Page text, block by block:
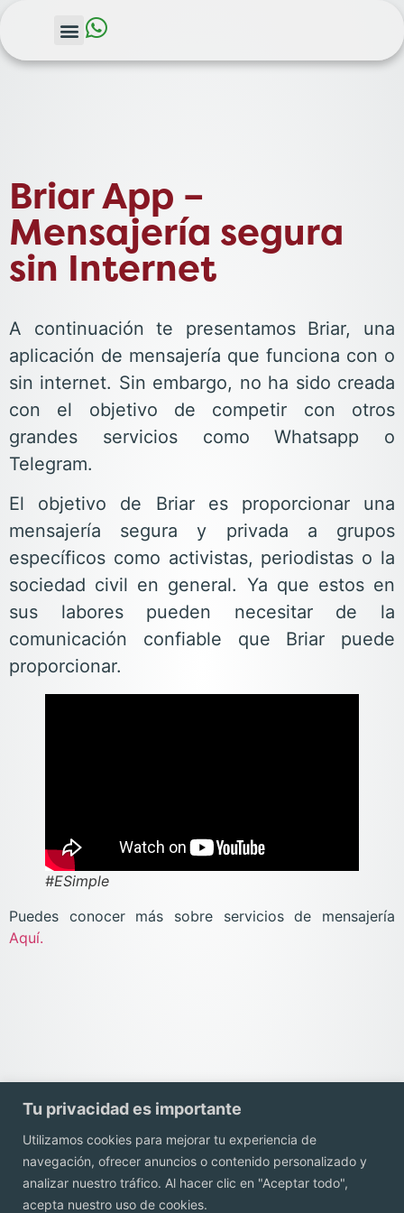
Tu privacidad es importante
Utilizamos cookies para mejorar tu experiencia de
navegación, ofrecer anuncios o contenido personalizado y
analizar nuestro tráfico. Al hacer clic en "Aceptar todo",
acepta nuestro uso de cookies.
Briar App –
Mensajería segura
sin Internet
A continuación te presentamos Briar, una
aplicación de mensajería que funciona con o
sin internet. Sin embargo, no ha sido creada
con el objetivo de competir con otros
grandes servicios como Whatsapp o
Telegram.
El objetivo de Briar es proporcionar una
mensajería segura y privada a grupos
específicos como activistas, periodistas o la
sociedad civil en general. Ya que estos en
sus labores pueden necesitar de la
comunicación confiable que Briar puede
proporcionar.
#ESimple
Puedes conocer más sobre servicios de mensajería
Aquí.
Contacto